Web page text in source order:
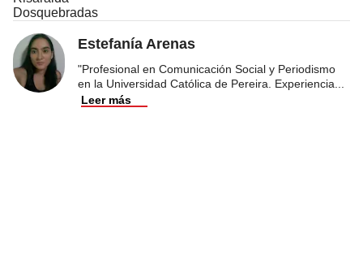
Dosquebradas
Estefanía Arenas
"Profesional en Comunicación Social y Periodismo
en la Universidad Católica de Pereira. Experiencia
Leer más